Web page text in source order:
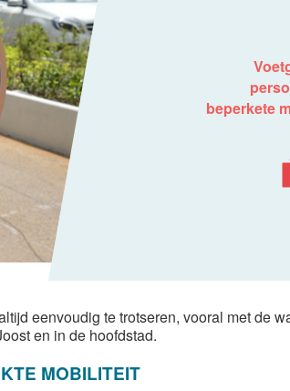
beperkete
eenvoudig te trotseren, vooral met de
en in de hoofdstad.
MOBILITEIT